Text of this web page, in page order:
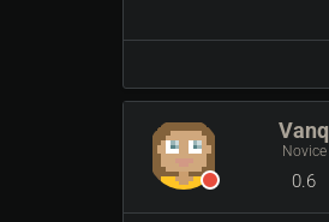
Vanq
Novice
0.6